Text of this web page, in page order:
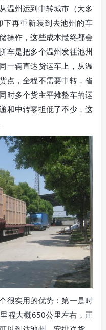
温州运到中转城市（大多
再重新装到去池州的车
操作，这些成本最终都会
车是把多个温州发往池州
一辆直达货运车上，从温
点，全程不需要中转，省
时多个货主平摊整车的运
和中转零担低了不少，这
很实用的优势：第一是时
程大概650公里左右，正